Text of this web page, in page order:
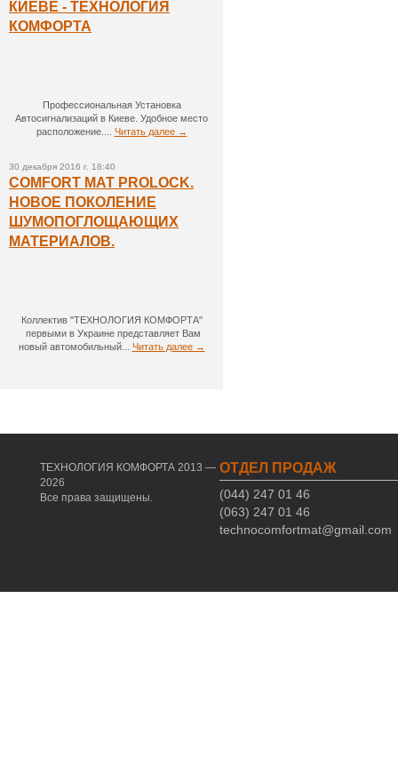
КИЕВЕ - ТЕХНОЛОГИЯ
КОМФОРТА
Профессиональная Установка
Автосигнализаций в Киеве. Удобное место
расположение.... Читать далее →
30 декабря 2016 г. 18:40
COMFORT MAT PROLOCK.
НОВОЕ ПОКОЛЕНИЕ
ШУМОПОГЛОЩАЮЩИХ
МАТЕРИАЛОВ.
Коллектив "ТЕХНОЛОГИЯ КОМФОРТА"
первыми в Украине представляет Вам
новый автомобильный... Читать далее →
ТЕХНОЛОГИЯ КОМФОРТА 2013 —
2026
Все права защищены.
ОТДЕЛ ПРОДАЖ
(044) 247 01 46
(063) 247 01 46
technocomfortmat@gmail.com